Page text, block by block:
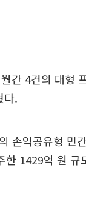
간 4건의 대형
다.
손익공유형 민
1429억 원 규